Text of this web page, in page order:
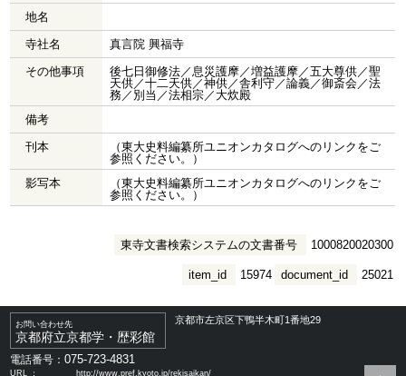
地名
寺社名
真言院 興福寺
その他事項
後七日御修法／息災護摩／増益護摩／五大尊供／聖
天供／十二天供／神供／舎利守／論義／御斎会／法
務／別当／法相宗／大炊殿
備考
刊本
（東大史料編纂所ユニオンカタログへのリンクをご
参照ください。）
影写本
（東大史料編纂所ユニオンカタログへのリンクをご
参照ください。）
東寺文書検索システムの文書番号 1000820020300
document_id 25021
item_id 15974
お問い合わせ先
京都府立京都学・歴彩館
京都市左京区下鴨半木町1番地29
電話番号：075-723-4831
URL ： http://www.pref.kyoto.jp/rekisaikan/